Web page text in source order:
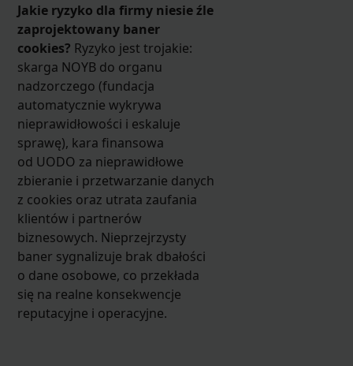
Jakie ryzyko dla firmy niesie źle
zaprojektowany baner
cookies? Ryzyko jest trojakie:
skarga NOYB do organu
nadzorczego (fundacja
automatycznie wykrywa
nieprawidłowości i eskaluje
sprawę), kara finansowa
od UODO za nieprawidłowe
zbieranie i przetwarzanie danych
z cookies oraz utrata zaufania
klientów i partnerów
biznesowych. Nieprzejrzysty
baner sygnalizuje brak dbałości
o dane osobowe, co przekłada
się na realne konsekwencje
reputacyjne i operacyjne.